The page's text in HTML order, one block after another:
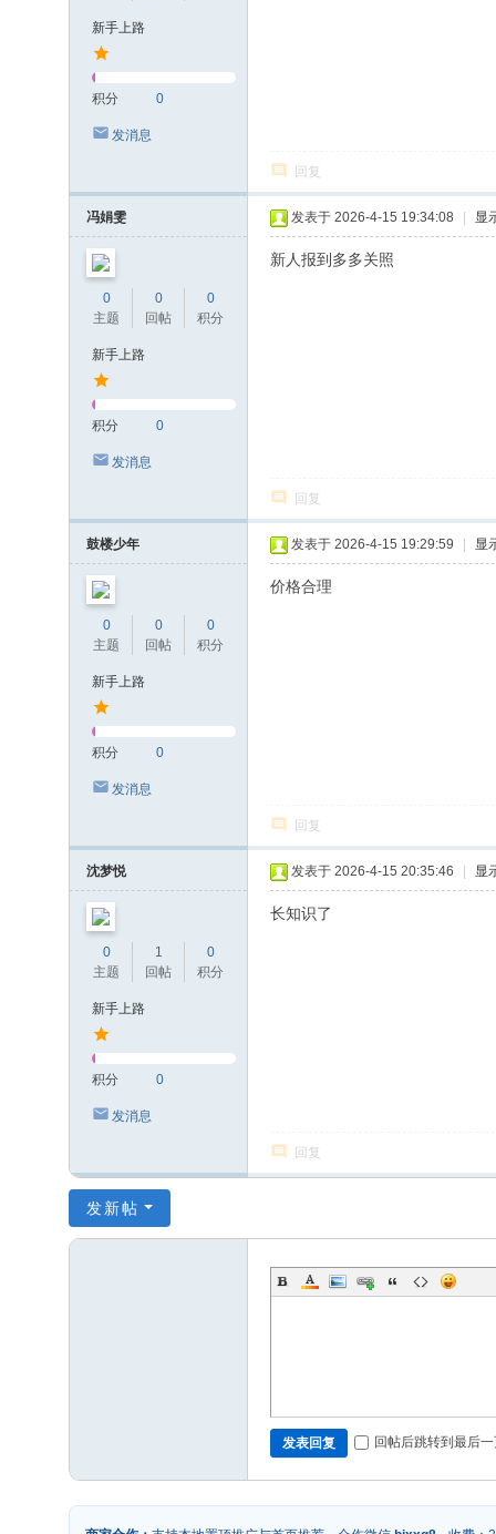
新手上路
积分 0
发消息
回复
冯娟雯
0
主题
0
回帖
0
积分
新手上路
积分 0
发消息
发表于 2026-4-15 19:34:08 显
新人报到多多关照
回复
鼓楼少年
0
主题
0
回帖
0
积分
新手上路
积分 0
发消息
发表于 2026-4-15 19:29:59 显
价格合理
回复
沈梦悦
0
主题
1
回帖
0
积分
新手上路
积分 0
发消息
发表于 2026-4-15 20:35:46 显
长知识了
回复
发新帖
发表回复 回帖后跳转到最后